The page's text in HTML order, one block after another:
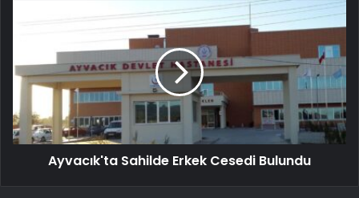
Ayvacık'ta Sahilde Erkek Cesedi Bulundu